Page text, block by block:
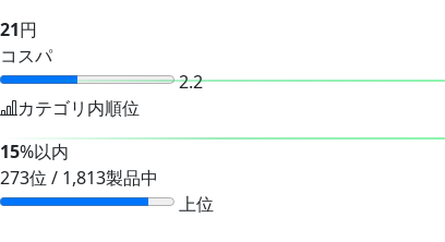
21円
コスパ
2.2
カテゴリ内順位
15%以内
273位 / 1,813製品中
上位